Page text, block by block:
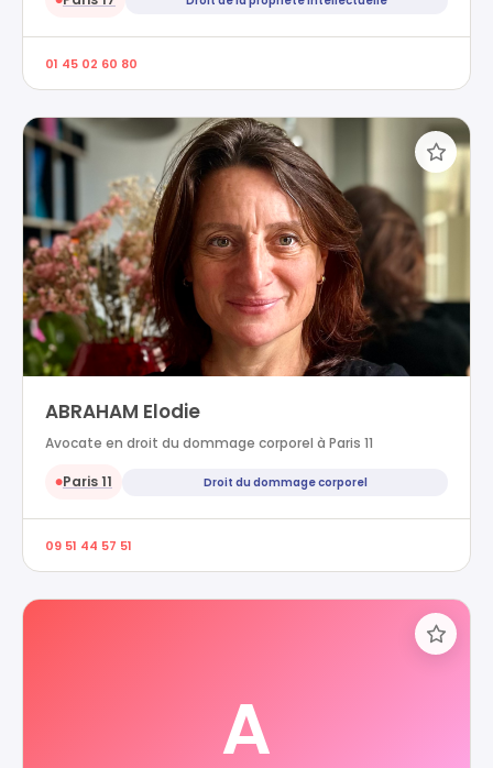
01 45 02 60 80
ABRAHAM Elodie
Avocate en droit du dommage corporel à Paris 11
●Paris 11 Droit du dommage corporel
09 51 44 57 51
A